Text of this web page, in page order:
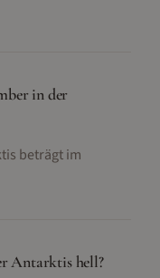
in der
beträgt im
Antarktis hell?